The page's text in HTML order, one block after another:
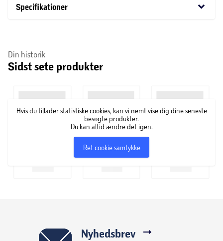
Specifikationer keyboard_arrow_down
Din historik
Sidst sete produkter
Hvis du tillader statistiske cookies, kan vi nemt vise dig dine seneste
besøgte produkter.
Du kan altid ændre det igen.
Ret cookie samtykke
Nyhedsbrev